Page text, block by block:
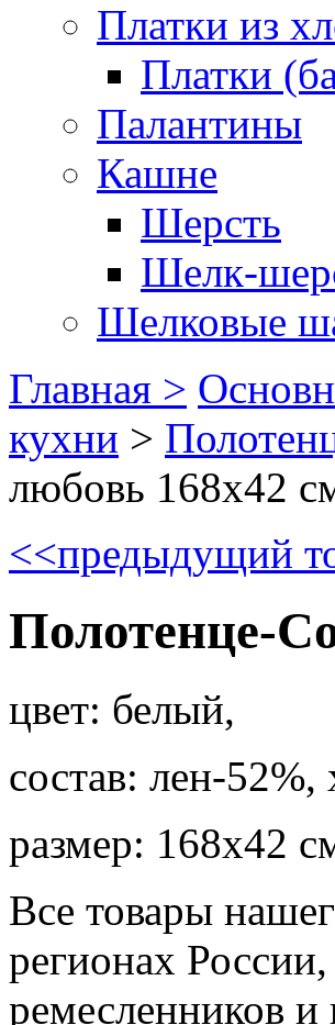
Платки из
Платки
Палантины
Кашне
Шерсть
Шелк-
Шелковые
Главная >
кухни >
любовь 168х42
<<предыдущий
Полотенце-
цвет: белый,
состав: лен-
размер: 168х42
Все товары
регионах
ремесленников